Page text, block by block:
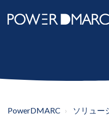
PowerDMARC
ソリュー